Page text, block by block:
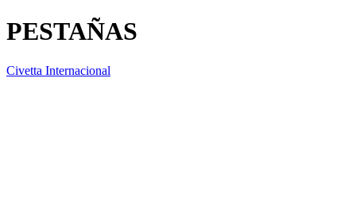
PESTAÑAS
Civetta Internacional